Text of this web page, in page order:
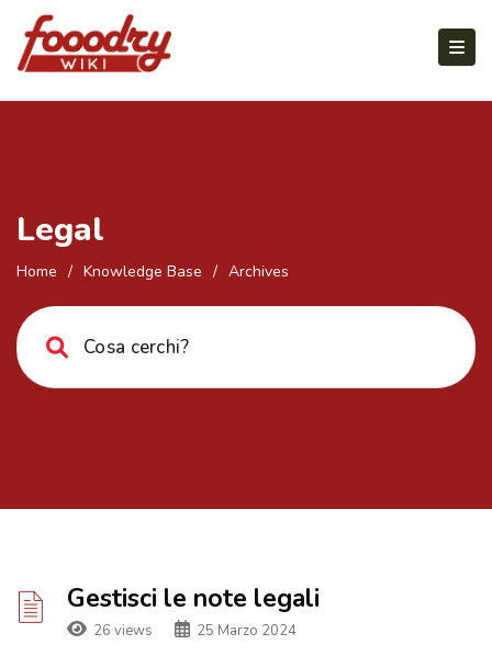
Legal
Home / Knowledge Base / Archives
Gestisci le note legali
26 views 25 Marzo 2024